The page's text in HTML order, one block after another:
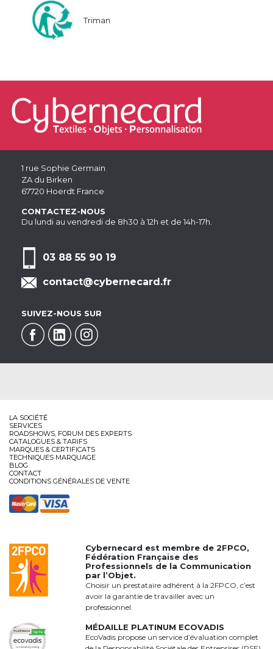
Triman
1 rue Sophie Germain
ZA du Birken
67720 Hoerdt France
CONTACTEZ-NOUS
Du lundi au vendredi de 8h30 à 12h et de 14h-17h.
03 88 55 90 19
contact@cybernecard.fr
SUIVEZ-NOUS SUR
LA SOCIÉTÉ
SERVICES
ROADSHOWS, FORUM DES EXPERTS
CATALOGUES & TARIFS
MARQUES & CERTIFICATS
TECHNIQUES MARQUAGE
BLOG
CONTACT
CONDITIONS GÉNÉRALES DE VENTE
Cybernecard est membre de2FPCO,
Fédération Française des
Professionnels de la Communication
par l’Objet.
Choisir un prestataire adhérent à la 2FPCO, c’est
avoir la garantie de travailler avec un
professionnel.
MÉDAILLE PLATINUM ECOVADIS
EcoVadis propose un service d’évaluation complet